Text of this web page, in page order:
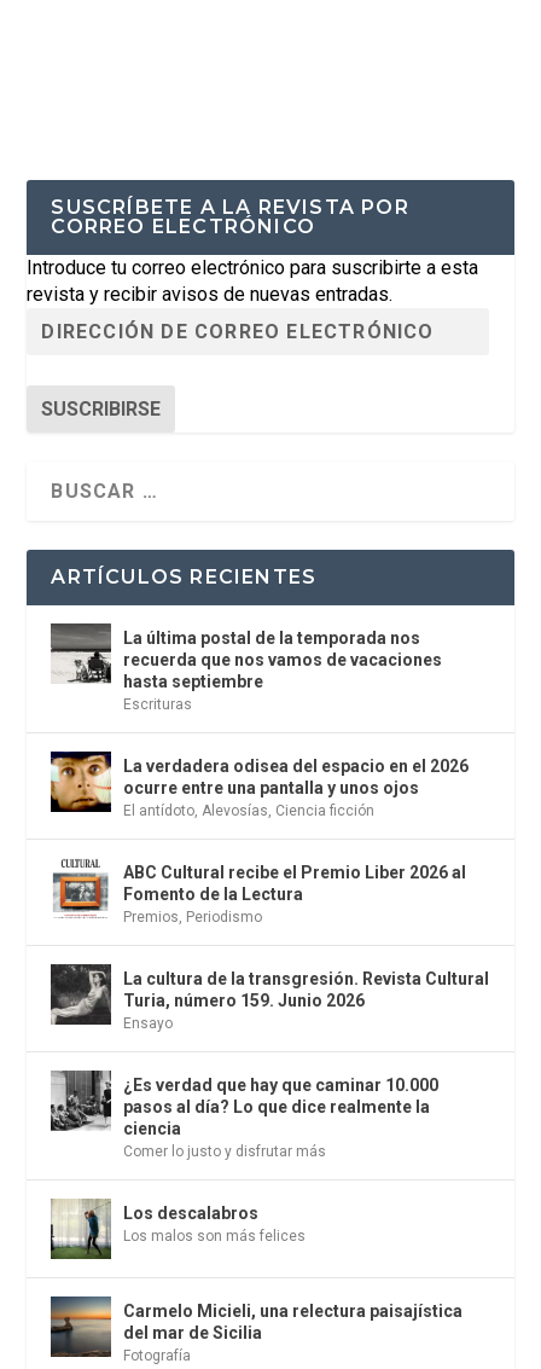
SUSCRÍBETE A LA REVISTA POR
CORREO ELECTRÓNICO
Introduce tu correo electrónico para suscribirte a esta
revista y recibir avisos de nuevas entradas.
SUSCRIBIRSE
ARTÍCULOS RECIENTES
La última postal de la temporada nos
recuerda que nos vamos de vacaciones
hasta septiembre
Escrituras
La verdadera odisea del espacio en el 2026
ocurre entre una pantalla y unos ojos
El antídoto,Alevosías, Ciencia ficción
ABC Cultural recibe el Premio Liber 2026 al
Fomento de la Lectura
Premios, Periodismo
La cultura de la transgresión. Revista Cultural
Turia, número 159. Junio 2026
Ensayo
¿Es verdad que hay que caminar 10.000
pasos al día? Lo que dice realmente la
ciencia
Comer lo justo y disfrutar más
Los descalabros
Los malos son más felices
Carmelo Micieli, una relectura paisajística
del mar de Sicilia
Fotografía